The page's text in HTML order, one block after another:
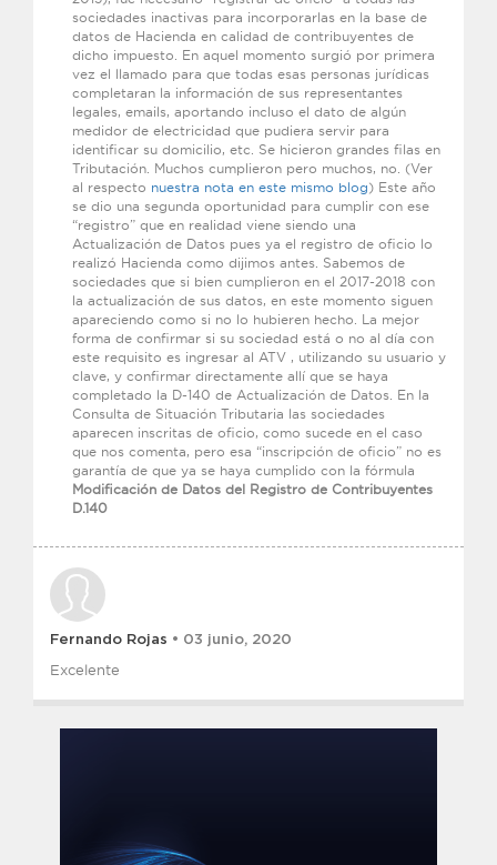
sociedades inactivas para incorporarlas en la base de
datos de Hacienda en calidad de contribuyentes de
dicho impuesto. En aquel momento surgió por primera
vez el llamado para que todas esas personas jurídicas
completaran la información de sus representantes
legales, emails, aportando incluso el dato de algún
medidor de electricidad que pudiera servir para
identificar su domicilio, etc. Se hicieron grandes filas en
Tributación. Muchos cumplieron pero muchos, no. (Ver
al respecto nuestra nota en este mismo blog) Este año
se dio una segunda oportunidad para cumplir con ese
“registro” que en realidad viene siendo una
Actualización de Datos pues ya el registro de oficio lo
realizó Hacienda como dijimos antes. Sabemos de
sociedades que si bien cumplieron en el 2017-2018 con
la actualización de sus datos, en este momento siguen
apareciendo como si no lo hubieren hecho. La mejor
forma de confirmar si su sociedad está o no al día con
este requisito es ingresar al ATV , utilizando su usuario y
clave, y confirmar directamente allí que se haya
completado la D-140 de Actualización de Datos. En la
Consulta de Situación Tributaria las sociedades
aparecen inscritas de oficio, como sucede en el caso
que nos comenta, pero esa “inscripción de oficio” no es
garantía de que ya se haya cumplido con la fórmula
Modificación de Datos del Registro de Contribuyentes
D.140
Fernando Rojas • 03 junio, 2020
Excelente